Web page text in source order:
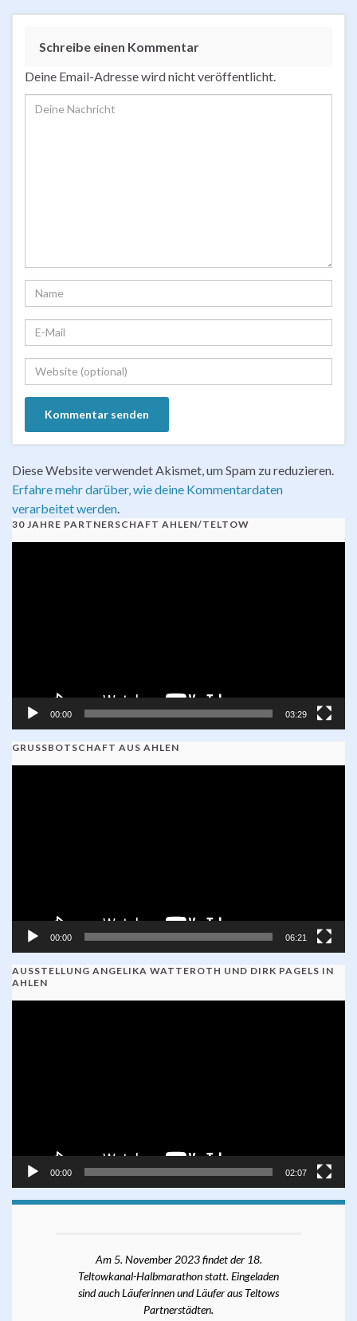
Schreibe einen Kommentar
Deine Email-Adresse wird nicht veröffentlicht.
Diese Website verwendet Akismet, um Spam zu reduzieren.
Erfahre mehr darüber, wie deine Kommentardaten
verarbeitet werden.
30 JAHRE PARTNERSCHAFT AHLEN/TELTOW
00:00 03:29
GRUSSBOTSCHAFT AUS AHLEN
00:00 06:21
AUSSTELLUNG ANGELIKA WATTEROTH UND DIRK PAGELS IN
AHLEN
00:00 02:07
Am 5. November 2023 findet der 18.
Teltowkanal-Halbmarathon statt. Eingeladen
sind auch Läuferinnen und Läufer aus Teltows
Partnerstädten.